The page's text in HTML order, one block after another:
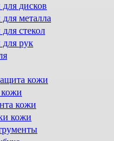
дисков
металла
стекол
рук
кожи
кожи
кожи